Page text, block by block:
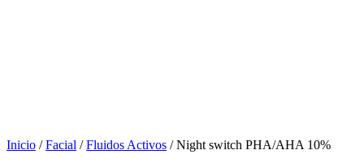
Inicio /Facial /Fluidos Activos / Night switch PHA/AHA 10%